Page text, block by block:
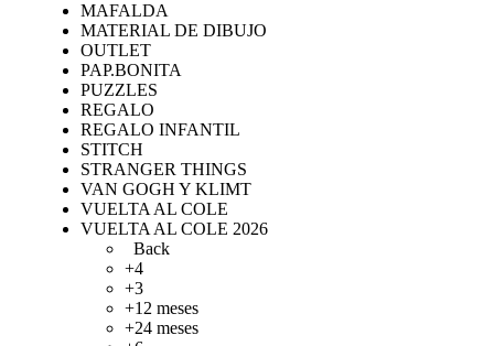
MAFALDA
MATERIAL DE DIBUJO
OUTLET
PAP.BONITA
PUZZLES
REGALO
REGALO INFANTIL
STITCH
STRANGER THINGS
VAN GOGH Y KLIMT
VUELTA AL COLE
VUELTA AL COLE 2026
Back
+4
+3
+12 meses
+24 meses